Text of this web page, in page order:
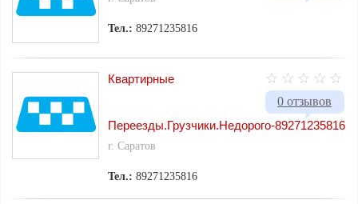
Тел.:89271235816
0 отзывов
Квартирные
Переезды.Грузчики.Недорого-89271235816
г. Саратов
Тел.:89271235816